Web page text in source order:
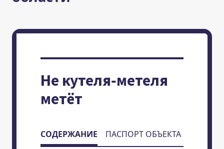
Не кутеля-метеля
метёт
СОДЕРЖАНИЕ ПАСПОРТ ОБЪЕКТА